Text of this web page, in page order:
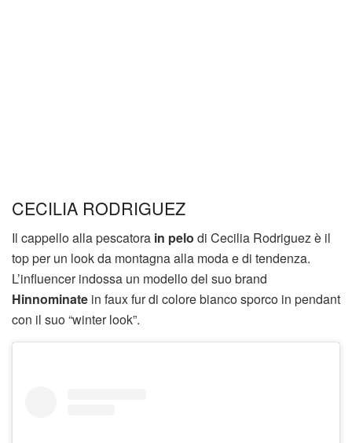
CECILIA RODRIGUEZ
Il cappello alla pescatora in pelo di Cecilia Rodriguez è il
top per un look da montagna alla moda e di tendenza.
L’influencer indossa un modello del suo brand
Hinnominate in faux fur di colore bianco sporco in pendant
con il suo “winter look”.